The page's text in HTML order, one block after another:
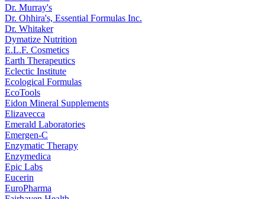
Dr. Murray's
Dr. Ohhira's, Essential Formulas Inc.
Dr. Whitaker
Dymatize Nutrition
E.L.F. Cosmetics
Earth Therapeutics
Eclectic Institute
Ecological Formulas
EcoTools
Eidon Mineral Supplements
Elizavecca
Emerald Laboratories
Emergen-C
Enzymatic Therapy
Enzymedica
Epic Labs
Eucerin
EuroPharma